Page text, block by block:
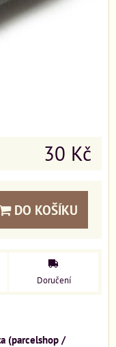
30 Kč
DO KOŠÍKU
Doručení
(parcelshop /